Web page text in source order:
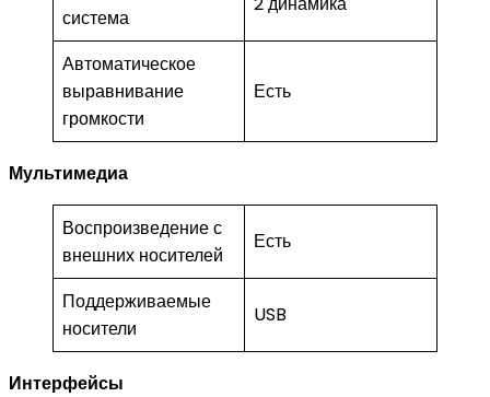
система
Автоматическое
выравнивание
громкости
Есть
Мультимедиа
Воспроизведение с
внешних носителей
Есть
Поддерживаемые
носители
USB
Интерфейсы